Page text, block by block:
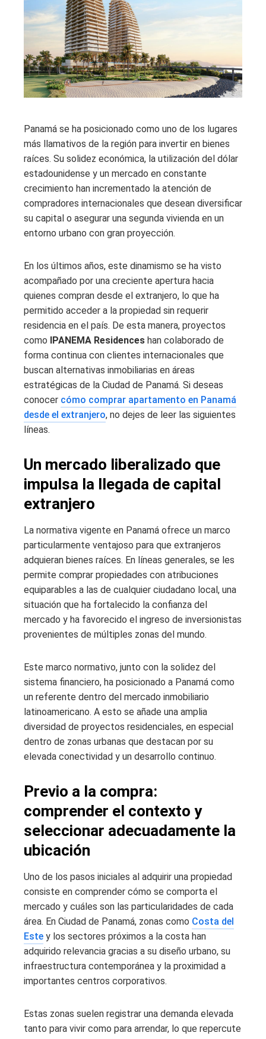
Panamá se ha posicionado como uno de los lugares
más llamativos de la región para invertir en bienes
raíces. Su solidez económica, la utilización del dólar
estadounidense y un mercado en constante
crecimiento han incrementado la atención de
compradores internacionales que desean diversificar
su capital o asegurar una segunda vivienda en un
entorno urbano con gran proyección.
En los últimos años, este dinamismo se ha visto
acompañado por una creciente apertura hacia
quienes compran desde el extranjero, lo que ha
permitido acceder a la propiedad sin requerir
residencia en el país. De esta manera, proyectos
como IPANEMA Residences han colaborado de
forma continua con clientes internacionales que
buscan alternativas inmobiliarias en áreas
estratégicas de la Ciudad de Panamá. Si deseas
conocer cómo comprar apartamento en Panamá
desde el extranjero, no dejes de leer las siguientes
líneas.
Un mercado liberalizado que
impulsa la llegada de capital
extranjero
La normativa vigente en Panamá ofrece un marco
particularmente ventajoso para que extranjeros
adquieran bienes raíces. En líneas generales, se les
permite comprar propiedades con atribuciones
equiparables a las de cualquier ciudadano local, una
situación que ha fortalecido la confianza del
mercado y ha favorecido el ingreso de inversionistas
provenientes de múltiples zonas del mundo.
Este marco normativo, junto con la solidez del
sistema financiero, ha posicionado a Panamá como
un referente dentro del mercado inmobiliario
latinoamericano. A esto se añade una amplia
diversidad de proyectos residenciales, en especial
dentro de zonas urbanas que destacan por su
elevada conectividad y un desarrollo continuo.
Previo a la compra:
comprender el contexto y
seleccionar adecuadamente la
ubicación
Uno de los pasos iniciales al adquirir una propiedad
consiste en comprender cómo se comporta el
mercado y cuáles son las particularidades de cada
área. En Ciudad de Panamá, zonas como Costa del
Este y los sectores próximos a la costa han
adquirido relevancia gracias a su diseño urbano, su
infraestructura contemporánea y la proximidad a
importantes centros corporativos.
Estas zonas suelen registrar una demanda elevada
tanto para vivir como para arrendar, lo que repercute